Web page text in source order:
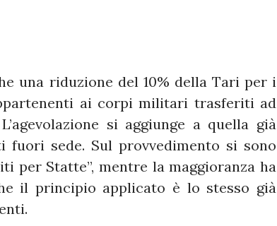
una riduzione del 10% della Tari per i
ai corpi militari trasferiti ad
si aggiunge a quella già
sede. Sul provvedimento si sono
per Statte”, mentre la maggioranza ha
il principio applicato è lo stesso già